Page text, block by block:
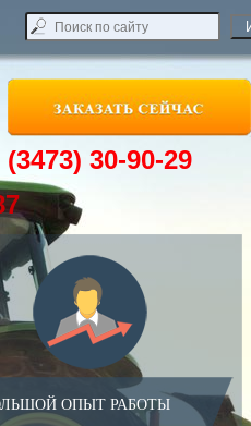
ОПЫТ РАБОТЫ
(3473) 30-90-29